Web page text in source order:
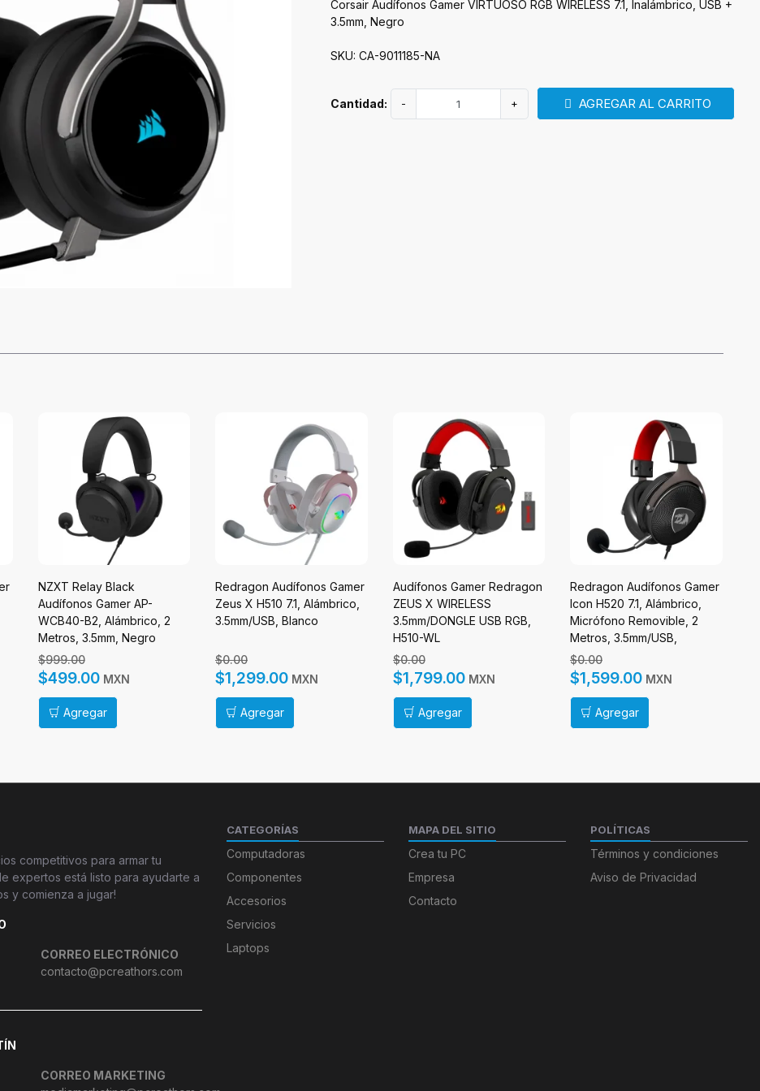
Corsair Audífonos Gamer VIRTUOSO RGB WIRELESS 7.1, Inalámbrico, USB +
3.5mm, Negro
SKU: CA-9011185-NA
Cantidad: - + AGREGAR AL CARRITO
NZXT Relay Black
Audífonos Gamer AP-
WCB40-B2, Alámbrico, 2
Metros, 3.5mm, Negro
$999.00
$499.00 MXN
Agregar
Redragon Audífonos Gamer
Zeus X H510 7.1, Alámbrico,
3.5mm/USB, Blanco
$0.00
$1,299.00 MXN
Agregar
Audífonos Gamer Redragon
ZEUS X WIRELESS
3.5mm/DONGLE USB RGB,
H510-WL
$0.00
$1,799.00 MXN
Agregar
Redragon Audífonos Gamer
Icon H520 7.1, Alámbrico,
Micrófono Removible, 2
Metros, 3.5mm/USB,
Negro/Rojo
$0.00
$1,599.00 MXN
Agregar
competitivos para armar tu
expertos está listo para ayudarte a
y comienza a jugar!
CORREO ELECTRÓNICO
contacto@pcreathors.com
CORREO MARKETING
CATEGORÍAS
Computadoras
Componentes
Accesorios
Servicios
Laptops
MAPA DEL SITIO
Crea tu PC
Empresa
Contacto
POLÍTICAS
Términos y condiciones
Aviso de Privacidad